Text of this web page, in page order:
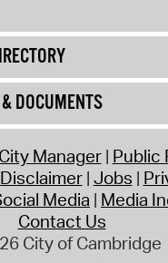
DOCUMENTS
Manager Public
Disclaimer Jobs
Media Media
Contact Us
City of Cambridge